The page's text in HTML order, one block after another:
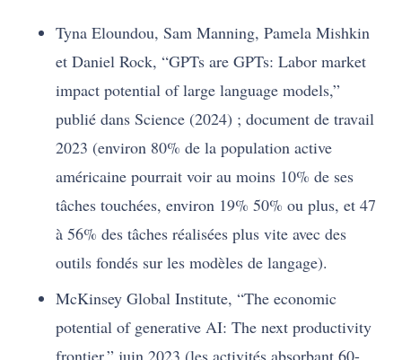
Tyna Eloundou, Sam Manning, Pamela Mishkin
et Daniel Rock, “GPTs are GPTs: Labor market
impact potential of large language models,”
publié dans Science (2024) ; document de travail
2023 (environ 80% de la population active
américaine pourrait voir au moins 10% de ses
tâches touchées, environ 19% 50% ou plus, et 47
à 56% des tâches réalisées plus vite avec des
outils fondés sur les modèles de langage).
McKinsey Global Institute, “The economic
potential of generative AI: The next productivity